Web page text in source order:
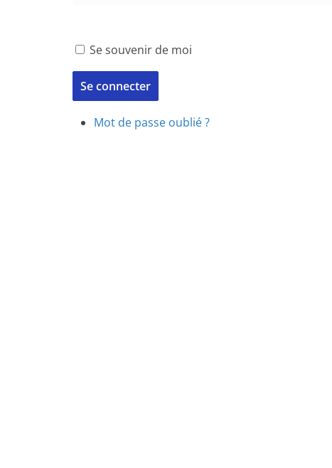
Se souvenir de moi
Se connecter
Mot de passe oublié ?